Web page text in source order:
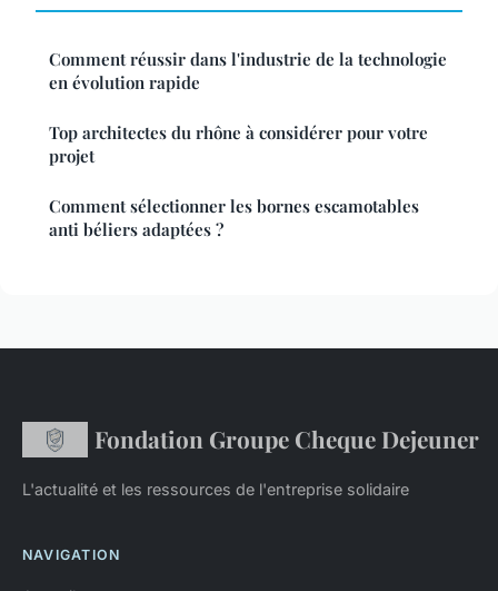
Comment réussir dans l'industrie de la technologie
en évolution rapide
Top architectes du rhône à considérer pour votre
projet
Comment sélectionner les bornes escamotables
anti béliers adaptées ?
Fondation Groupe Cheque Dejeuner
L'actualité et les ressources de l'entreprise solidaire
NAVIGATION